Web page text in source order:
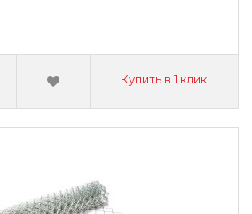
Купить в 1 клик